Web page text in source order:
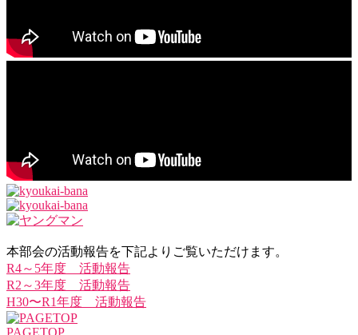
本部会の活動報告を下記よりご覧いただけます。
R4～5年度 活動報告
R2～3年度 活動報告
H30〜R1年度 活動報告
PAGETOP